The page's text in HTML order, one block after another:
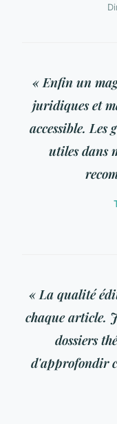
« Enfin un
juridiques et
accessible. Les
utiles dans
« La qualité
chaque article.
dossiers
d'approfondir